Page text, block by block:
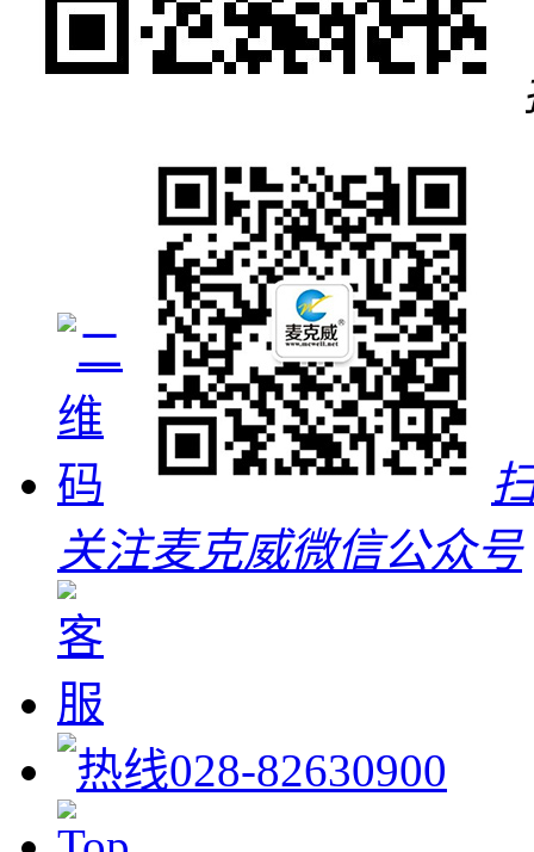
关注麦克威微信公众号
028-82630900